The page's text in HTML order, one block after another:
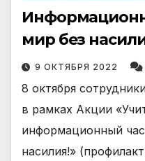
мир без
9 ОКТЯБРЯ 2022
8 октября
в рамках Акции
информационный
насилия!»